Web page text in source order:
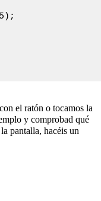
el ratón o tocamos la
y comprobad qué
pantalla, hacéis un